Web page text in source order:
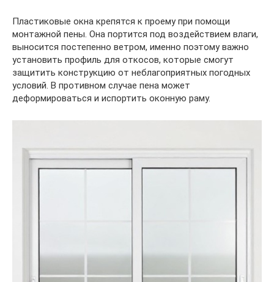
Пластиковые окна крепятся к проему при помощи
монтажной пены. Она портится под воздействием влаги,
выносится постепенно ветром, именно поэтому важно
установить профиль для откосов, которые смогут
защитить конструкцию от неблагоприятных погодных
условий. В противном случае пена может
деформироваться и испортить оконную раму.